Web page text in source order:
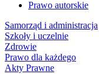
Prawo autorskie
Samorząd i administracja
Szkoły i uczelnie
Zdrowie
Prawo dla każdego
Akty Prawne